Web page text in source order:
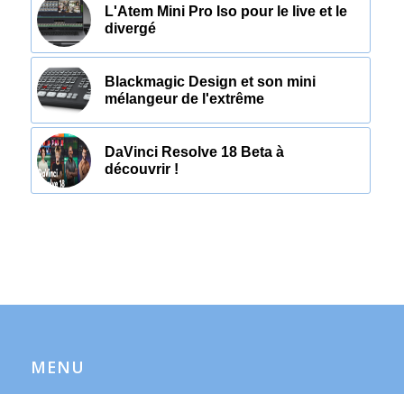
L'Atem Mini Pro Iso pour le live et le
divergé
Blackmagic Design et son mini
mélangeur de l'extrême
DaVinci Resolve 18 Beta à
découvrir !
MENU